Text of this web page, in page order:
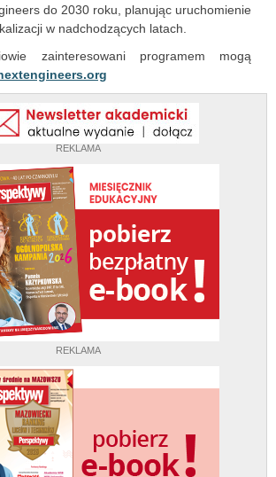
REKLAMA
REKLAMA
do 2030 roku, planując uruchomienie
w nadchodzących latach.
zainteresowani programem mogą